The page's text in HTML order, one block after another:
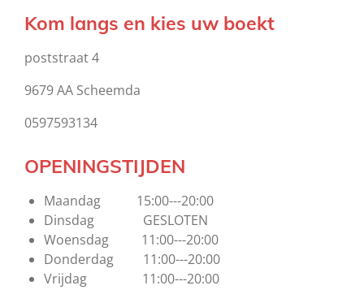
Kom langs en kies uw boekt
poststraat 4
9679 AA Scheemda
0597593134
OPENINGSTIJDEN
Maandag 15:00---20:00
Dinsdag GESLOTEN
Woensdag 11:00---20:00
Donderdag 11:00---20:00
Vrijdag 11:00---20:00